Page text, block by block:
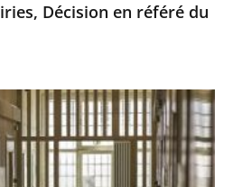
Décision en référé du